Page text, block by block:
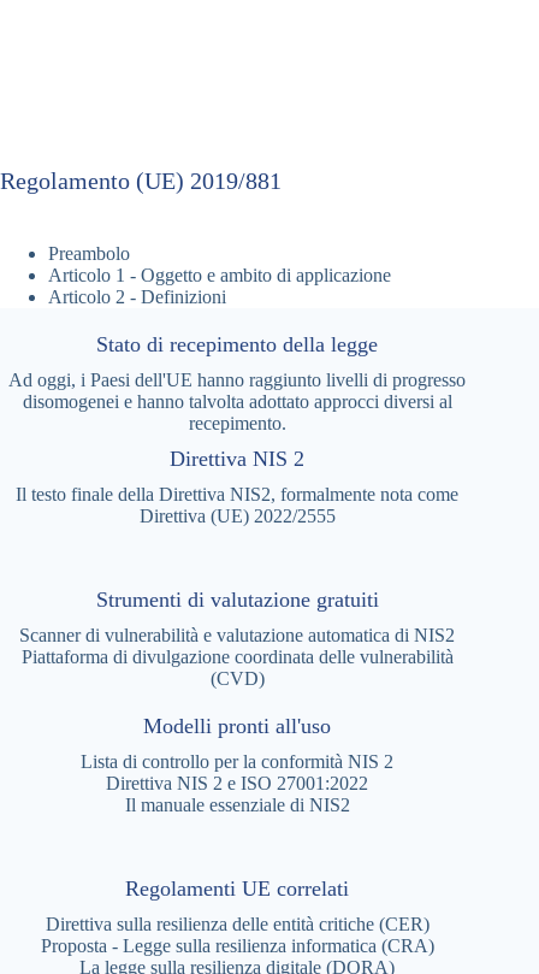
Regolamento (UE) 2019/881
Preambolo
Articolo 1 - Oggetto e ambito di applicazione
Articolo 2 - Definizioni
Stato di recepimento della legge
Ad oggi, i Paesi dell'UE hanno raggiunto livelli di progresso
disomogenei e hanno talvolta adottato approcci diversi al
recepimento.
Direttiva NIS 2
Il testo finale della Direttiva NIS2, formalmente nota come
Direttiva (UE) 2022/2555
Strumenti di valutazione gratuiti
Scanner di vulnerabilità e valutazione automatica di NIS2
Piattaforma di divulgazione coordinata delle vulnerabilità
(CVD)
Modelli pronti all'uso
Lista di controllo per la conformità NIS 2
Direttiva NIS 2 e ISO 27001:2022
Il manuale essenziale di NIS2
Regolamenti UE correlati
Direttiva sulla resilienza delle entità critiche (CER)
Proposta - Legge sulla resilienza informatica (CRA)
La legge sulla resilienza digitale (DORA)